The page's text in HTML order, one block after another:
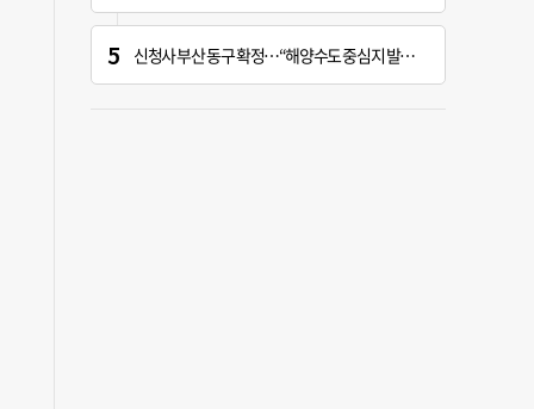
신청사 부산 동구 확정…“해양수도 중심지 발돋움할 기회” [해수부 북항 시대]